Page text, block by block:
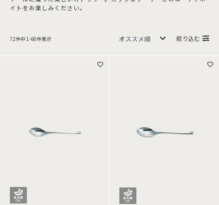
イトをお楽しみください。
72件中 1 -60件表示 絞り込む